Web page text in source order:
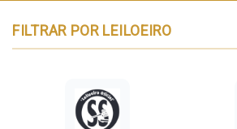
FILTRAR POR LEILOEIRO